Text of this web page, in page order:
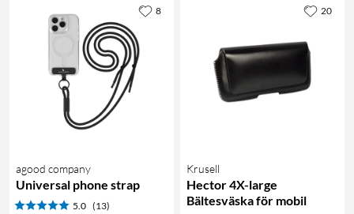
agood company
Universal phone strap
5.0 (13)
8
Krusell
Hector 4X-large
Bältesväska för mobil
20